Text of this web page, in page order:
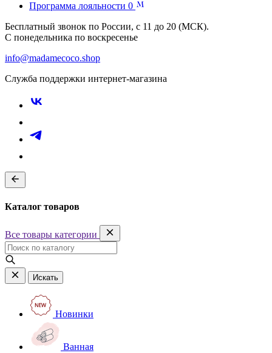
Программа лояльности 0
Бесплатный звонок по России, с 11 до 20 (МСК).
С понедельника по воскресенье
info@madamecoco.shop
Служба поддержки интернет-магазина
Каталог товаров
Все товары категории
Искать
Новинки
Ванная